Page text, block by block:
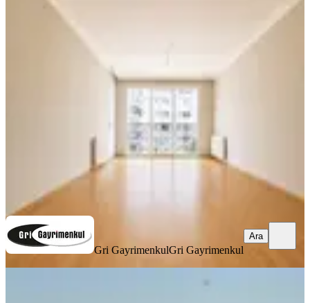
Tuzla Yayla Mahallesinde Site İçinde
135 m²·3. Kat·02.08.2026
Gri Gayrimenkul
Gri GayrimenkulGri Gayrimenkul
Ara
Global'den, Marmaraya Yakın, Deniz